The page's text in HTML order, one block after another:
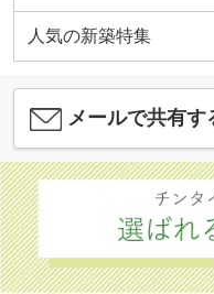
人気の新築特集
メールで共有す